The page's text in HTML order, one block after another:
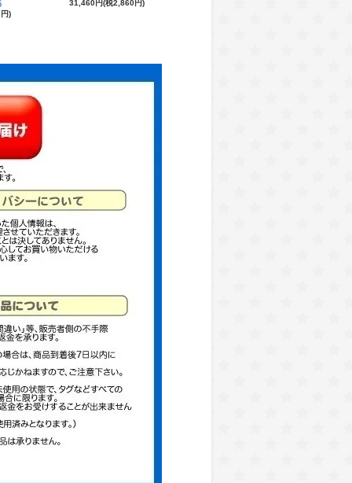
)
31,460円(税2,860円)